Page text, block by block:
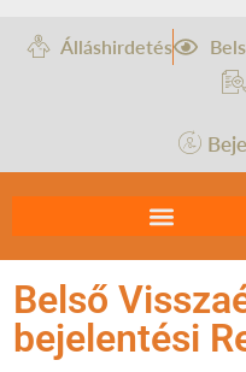
Álláshirdetés
Belső
bejelentési